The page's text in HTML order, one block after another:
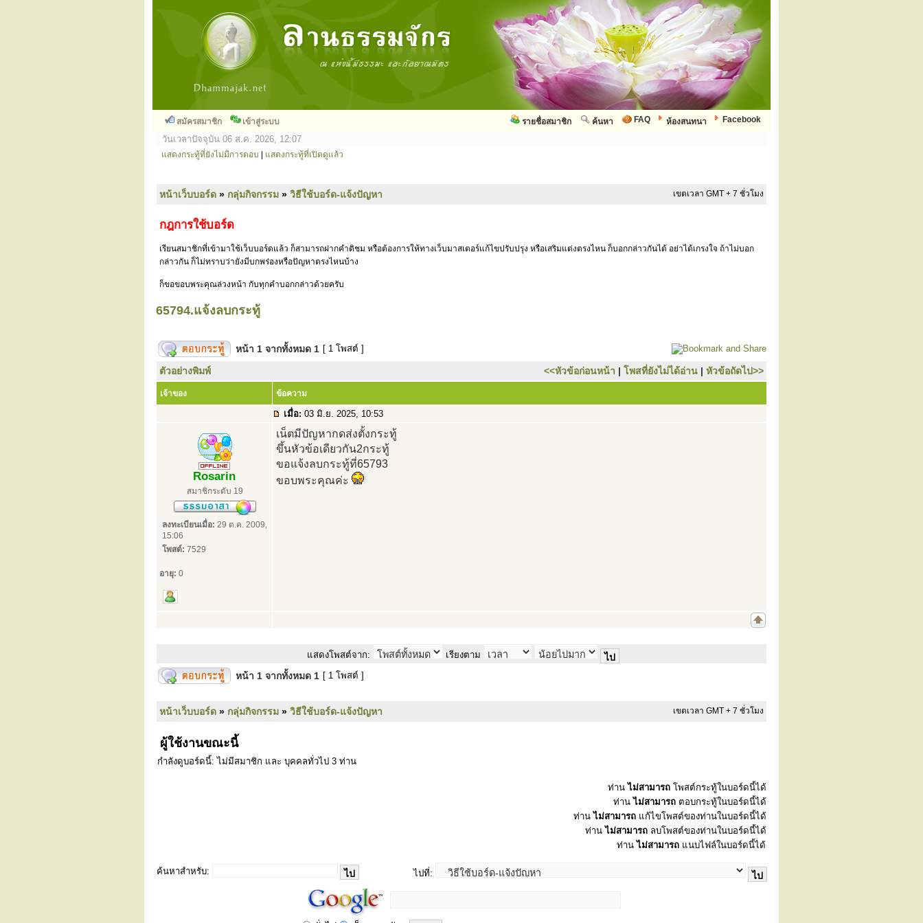
สมัครสมาชิก เข้าสู่ระบบ Facebook
ห้องสนทนา
FAQ
ค้นหา
รายชื่อสมาชิก
วันเวลาปัจจุบัน 06 ส.ค. 2026, 12:07
แสดงกระทู้ที่ยังไม่มีการตอบ แสดงกระทู้ที่เปิดดูแล้ว
หน้าเว็บบอร์ด » กลุ่มกิจกรรม » วิธีใช้บอร์ด-แจ้งปัญหา เขตเวลา GMT + 7 ชั่วโมง
กฎการใช้บอร์ด
เรียนสมาชิกที่เข้ามาใช้เว็บบอร์ดแล้ว ก็สามารถฝากคำติชม หรือต้องการให้ทางเว็บมาสเตอร์แก้ไขปรับปรุง หรือเสริมแต่งตรงไหน ก็บอกกล่าวกันได้ อย่าได้เกรงใจ ถ้าไม่บอก
กล่าวกัน ก็ไม่ทราบว่ายังมีบกพร่องหรือปัญหาตรงไหนบ้าง
ก็ขอขอบพระคุณล่วงหน้า กับทุกคำบอกกล่าวด้วยครับ
65794.แจ้งลบกระทู้
หน้า 1 จากทั้งหมด 1 [ 1 โพสต์ ]
ตัวอย่างพิมพ์ <<หัวข้อก่อนหน้า | โพสที่ยังไม่ได้อ่าน | หัวข้อถัดไป>>
เจ้าของ ข้อความ
เมื่อ: 03 มิ.ย. 2025, 10:53
Rosarin
สมาชิกระดับ 19
ลงทะเบียนเมื่อ: 29 ต.ค. 2009,
15:06
โพสต์: 7529
อายุ: 0
เน็ตมีปัญหากดส่งตั้งกระทู้
ขึ้นหัวข้อเดียวกัน2กระทู้
ขอแจ้งลบกระทู้ที่65793
ขอบพระคุณค่ะ
แสดงโพสต์จาก: เรียงตาม
หน้า 1 จากทั้งหมด 1 [ 1 โพสต์ ]
หน้าเว็บบอร์ด » กลุ่มกิจกรรม » วิธีใช้บอร์ด-แจ้งปัญหา เขตเวลา GMT + 7 ชั่วโมง
ผู้ใช้งานขณะนี้
กำลังดูบอร์ดนี้: ไม่มีสมาชิก และ บุคคลทั่วไป 3 ท่าน
ท่านไม่สามารถ โพสต์กระทู้ในบอร์ดนี้ได้
ท่านไม่สามารถ ตอบกระทู้ในบอร์ดนี้ได้
ท่านไม่สามารถ แก้ไขโพสต์ของท่านในบอร์ดนี้ได้
ท่านไม่สามารถ ลบโพสต์ของท่านในบอร์ดนี้ได้
ท่านไม่สามารถ แนบไฟล์ในบอร์ดนี้ได้
ค้นหาสำหรับ: ไปที่: